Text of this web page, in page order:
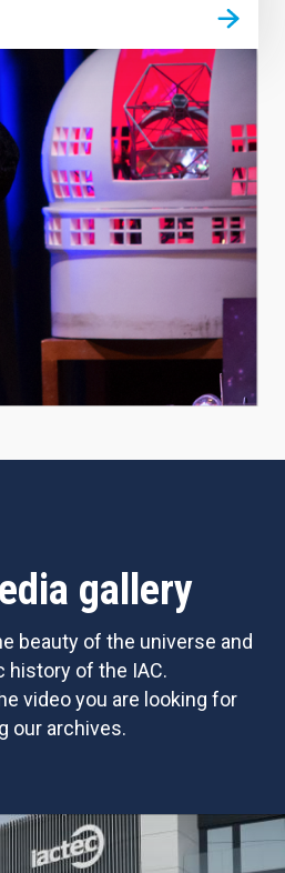
gallery
beauty of the universe and
history of the IAC.
video you are looking for
our archives.